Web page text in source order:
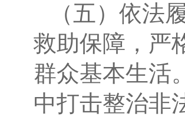
（五）依法
救助保障，严
群众基本生活
中打击整治非